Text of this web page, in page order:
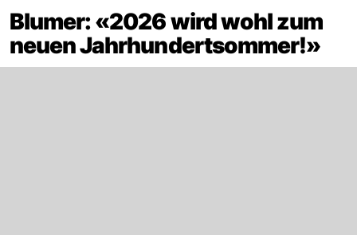
Blumer: «2026 wird wohl zum
neuen Jahrhundertsommer!»